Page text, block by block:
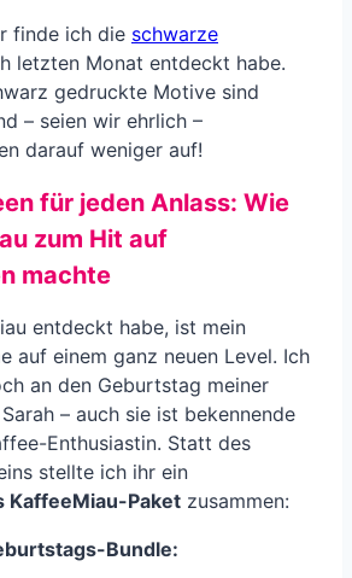
finde ich die schwarze
letzten Monat entdeckt habe.
gedruckte Motive sind
– seien wir ehrlich –
darauf weniger auf!
für jeden Anlass: Wie
zum Hit auf
machte
entdeckt habe, ist mein
auf einem ganz neuen Level. Ich
an den Geburtstag meiner
– auch sie ist bekennende
Enthusiastin. Statt des
stellte ich ihr ein
KaffeeMiau-Paket zusammen:
Bundle: